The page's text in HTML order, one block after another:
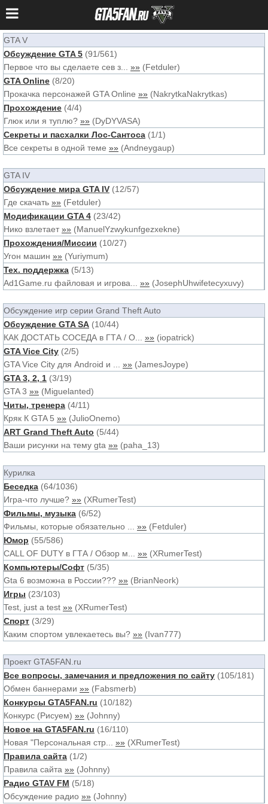
GTA V
Обсуждение GTA 5 (91/561)
Первое что вы сделаете сев з...
»» (Fetduler)
GTA Online (8/20)
Прокачка персонажей GTA Online »» (NakrytkaNakrytkas)
Прохождение (4/4)
Глюк или я туплю? »» (DyDYVASA)
Секреты и пасхалки Лос-Сантоса (1/1)
Все секреты в одной теме »» (Andneygaup)
GTA IV
Обсуждение мира GTA IV (12/57)
Где скачать »» (Fetduler)
Модификации GTA 4 (23/42)
Нико взлетает »» (ManuelYzwykunfgezxekne)
Прохождения/Миссии (10/27)
Угон машин »» (Yuriymum)
Тех. поддержка (5/13)
Ad1Game.ru файловая и игрова...
»» (JosephUhwifetecyxuvy)
Обсуждение игр серии Grand Theft Auto
Обсуждение GTA SA (10/44)
КАК ДОСТАТЬ СОСЕДА в ГТА / О...
»» (iopatrick)
GTA Vice City (2/5)
GTA Vice City для Android и ...
»» (JamesJoype)
GTA 3, 2, 1 (3/19)
GTA 3 »» (Miguelanted)
Читы, тренера (4/11)
Кряк К GTA 5 »» (JulioOnemo)
ART Grand Theft Auto (5/44)
Ваши рисунки на тему gta »» (paha_13)
Курилка
Беседка (64/1036)
Игра-что лучше? »» (XRumerTest)
Фильмы, музыка (6/52)
Фильмы, которые обязательно ...
»» (Fetduler)
Юмор (55/586)
CALL OF DUTY в ГТА / Обзор м...
»» (XRumerTest)
Компьютеры/Софт (5/35)
Gta 6 возможна в России??? »» (BrianNeork)
Игры (23/103)
Test, just a test »» (XRumerTest)
Спорт (3/29)
Каким спортом увлекаетесь вы? »» (Ivan777)
Проект GTA5FAN.ru
Все вопросы, замечания и предложения по сайту (105/181)
Обмен баннерами »» (Fabsmerb)
Конкурсы GTA5FAN.ru (10/182)
Конкурс (Рисуем) »» (Johnny)
Новое на GTA5FAN.ru (16/110)
Новая "Персональная стр...
»» (XRumerTest)
Правила сайта (1/2)
Правила сайта »» (Johnny)
Радио GTAV FM (5/18)
Обсуждение радио »» (Johnny)